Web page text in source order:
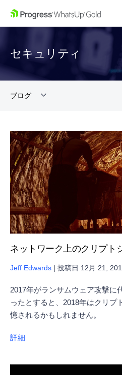
セキュリティ
ブログ
ネットワーク上のクリプト
Jeff Edwards | 投稿日 12月 21,
2017年がランサムウェア攻撃に
ったとすると、2018年はクリプ
憶されるかもしれません。
詳細